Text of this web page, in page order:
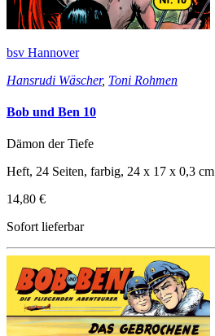
bsv Hannover
Hansrudi Wäscher, Toni Rohmen
Bob und Ben 10
Dämon der Tiefe
Heft, 24 Seiten, farbig, 24 x 17 x 0,3 cm
14,80 €
Sofort lieferbar